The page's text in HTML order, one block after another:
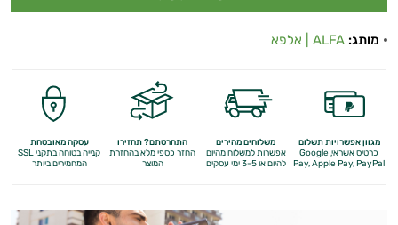
מותג: ALFA | אלפא
מגוון אפשרויות תשלום
כרטיס אשראי, Google
Pay,Apple Pay, PayPal
משלוחים מהירים
אפשרות למשלוח מהיום
להיום או 3-5 ימי עסקים
התחרטתם? תחזירו
החזר כספי מלאבהחזרת
המוצר
עסקה מאובטחת
קנייה בטוחה בתקני SSL
המחמירים ביותר